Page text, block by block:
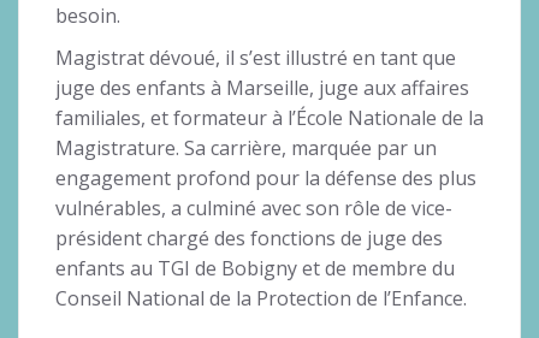
besoin.
Magistrat dévoué, il s’est illustré en tant que
juge des enfants à Marseille, juge aux affaires
familiales, et formateur à l’École Nationale de la
Magistrature. Sa carrière, marquée par un
engagement profond pour la défense des plus
vulnérables, a culminé avec son rôle de vice-
président chargé des fonctions de juge des
enfants au TGI de Bobigny et de membre du
Conseil National de la Protection de l’Enfance.